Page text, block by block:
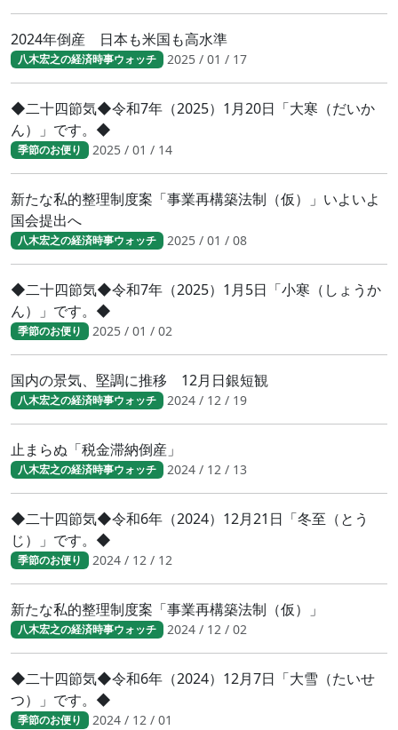
2024年倒産 日本も米国も高水準
八木宏之の経済時事ウォッチ 2025 / 01 / 17
◆二十四節気◆令和7年（2025）1月20日「大寒（だいか
ん）」です。◆
季節のお便り 2025 / 01 / 14
新たな私的整理制度案「事業再構築法制（仮）」いよいよ
国会提出へ
八木宏之の経済時事ウォッチ 2025 / 01 / 08
◆二十四節気◆令和7年（2025）1月5日「小寒（しょうか
ん）」です。◆
季節のお便り 2025 / 01 / 02
国内の景気、堅調に推移 12月日銀短観
八木宏之の経済時事ウォッチ 2024 / 12 / 19
止まらぬ「税金滞納倒産」
八木宏之の経済時事ウォッチ 2024 / 12 / 13
◆二十四節気◆令和6年（2024）12月21日「冬至（とう
じ）」です。◆
季節のお便り 2024 / 12 / 12
新たな私的整理制度案「事業再構築法制（仮）」
八木宏之の経済時事ウォッチ 2024 / 12 / 02
◆二十四節気◆令和6年（2024）12月7日「大雪（たいせ
つ）」です。◆
季節のお便り 2024 / 12 / 01